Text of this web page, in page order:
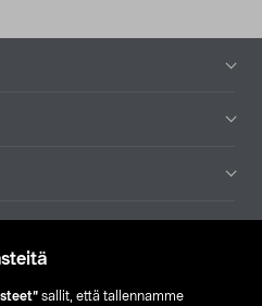
sallit, että tallennamme